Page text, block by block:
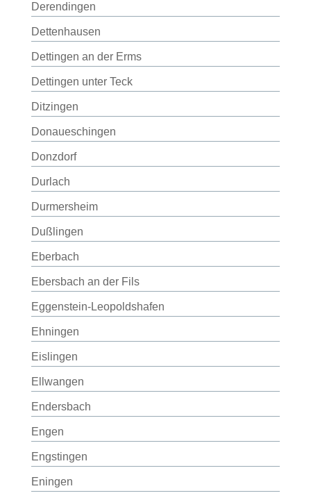
Derendingen
Dettenhausen
Dettingen an der Erms
Dettingen unter Teck
Ditzingen
Donaueschingen
Donzdorf
Durlach
Durmersheim
Dußlingen
Eberbach
Ebersbach an der Fils
Eggenstein-Leopoldshafen
Ehningen
Eislingen
Ellwangen
Endersbach
Engen
Engstingen
Eningen